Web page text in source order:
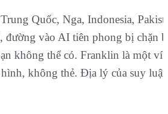
Quốc, Nga, Indonesia,
đường vào AI tiên phong bị chặn
không thể có. Franklin là một ví
không thẻ. Địa lý của suy